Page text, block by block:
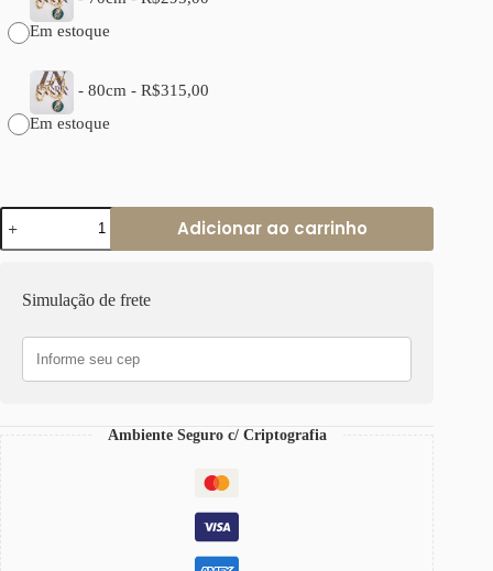
Em estoque
- 80cm - R$315,00
Em estoque
Colar
Pingente
Tibetano
Retangular-
Corrente
Banho
Adicionar ao carrinho
Simulação de frete
Ambiente Seguro c/ Criptografia